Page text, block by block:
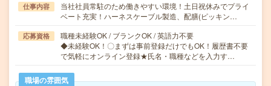
仕事内容
当社社員常駐のため働きやすい環境！土日祝休みでプライ
ベート充実！ハーネスケーブル製造、配膳(ピッキン…
応募資格
職種未経験OK / ブランクOK / 英語力不要
◆未経験OK！〇まずは事前登録だけでもOK！履歴書不要
で気軽にオンライン登録★氏名・職種などを入力す…
職場の雰囲気